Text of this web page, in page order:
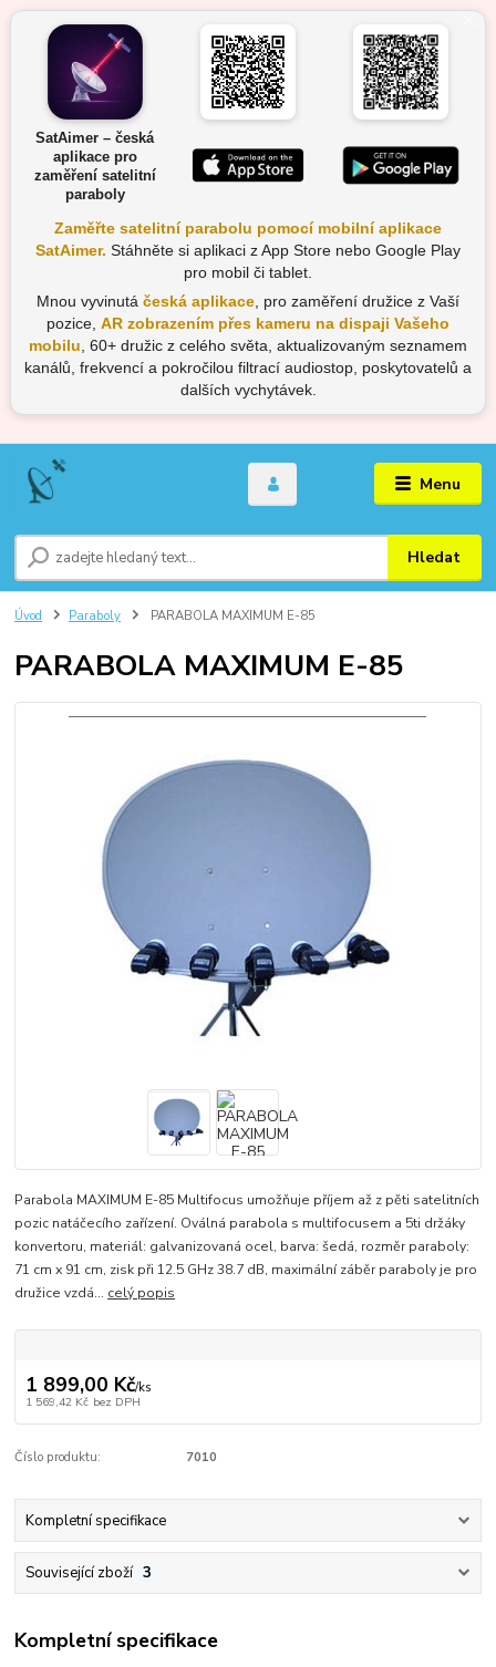
SatAimer – česká
aplikace pro
zaměření satelitní
paraboly
Zaměřte satelitní parabolu pomocí mobilní aplikace
SatAimer. Stáhněte si aplikaci z App Store nebo Google Play
pro mobil či tablet.
Mnou vyvinutá česká aplikace , pro zaměření družice z Vaší
pozice, AR zobrazením přes kameru na dispaji Vašeho
mobilu , 60+ družic z celého světa, aktualizovaným seznamem
kanálů, frekvencí a pokročilou filtrací audiostop, poskytovatelů a
dalších vychytávek.
Menu
Hledat
Úvod Paraboly PARABOLA MAXIMUM E-85
PARABOLA MAXIMUM E-85
Parabola MAXIMUM E-85 Multifocus umožňuje příjem až z pěti satelitních
pozic natáčecího zařízení. Oválná parabola s multifocusem a 5ti držáky
konvertoru, materiál: galvanizovaná ocel, barva: šedá, rozměr paraboly:
71 cm x 91 cm, zisk při 12.5 GHz 38.7 dB, maximální záběr paraboly je pro
družice vzdá... celý popis
1 899,00 Kč/ks
1 569,42 Kč bez DPH
Číslo produktu: 7010
Kompletní specifikace
Související zboží 3
Kompletní specifikace